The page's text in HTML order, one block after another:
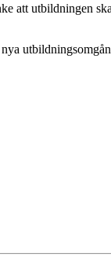
att utbildningen